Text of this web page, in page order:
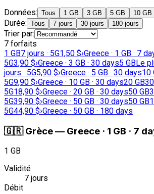
Données: Tous 1 GB 3 GB 5 GB 10 GB
Durée: Tous 7 jours 30 jours 180 jours
Trier par:
7 forfaits
1 GB7 jours · 5G1,50 $›Greece · 1 GB · 7
5G3,90 $›Greece · 3 GB · 30 days5 GBLe
jours · 5G5,90 $›Greece · 5 GB · 30 days10
5G9,90 $›Greece · 10 GB · 30 days20 GB
5G18,90 $›Greece · 20 GB · 30 days50 GB
5G39,90 $›Greece · 50 GB · 30 days50 GB
5G44,90 $›Greece · 50 GB · 180 days
🇬🇷 Grèce— Greece · 1 GB · 7
1 GB
Validité
7 jours
Débit